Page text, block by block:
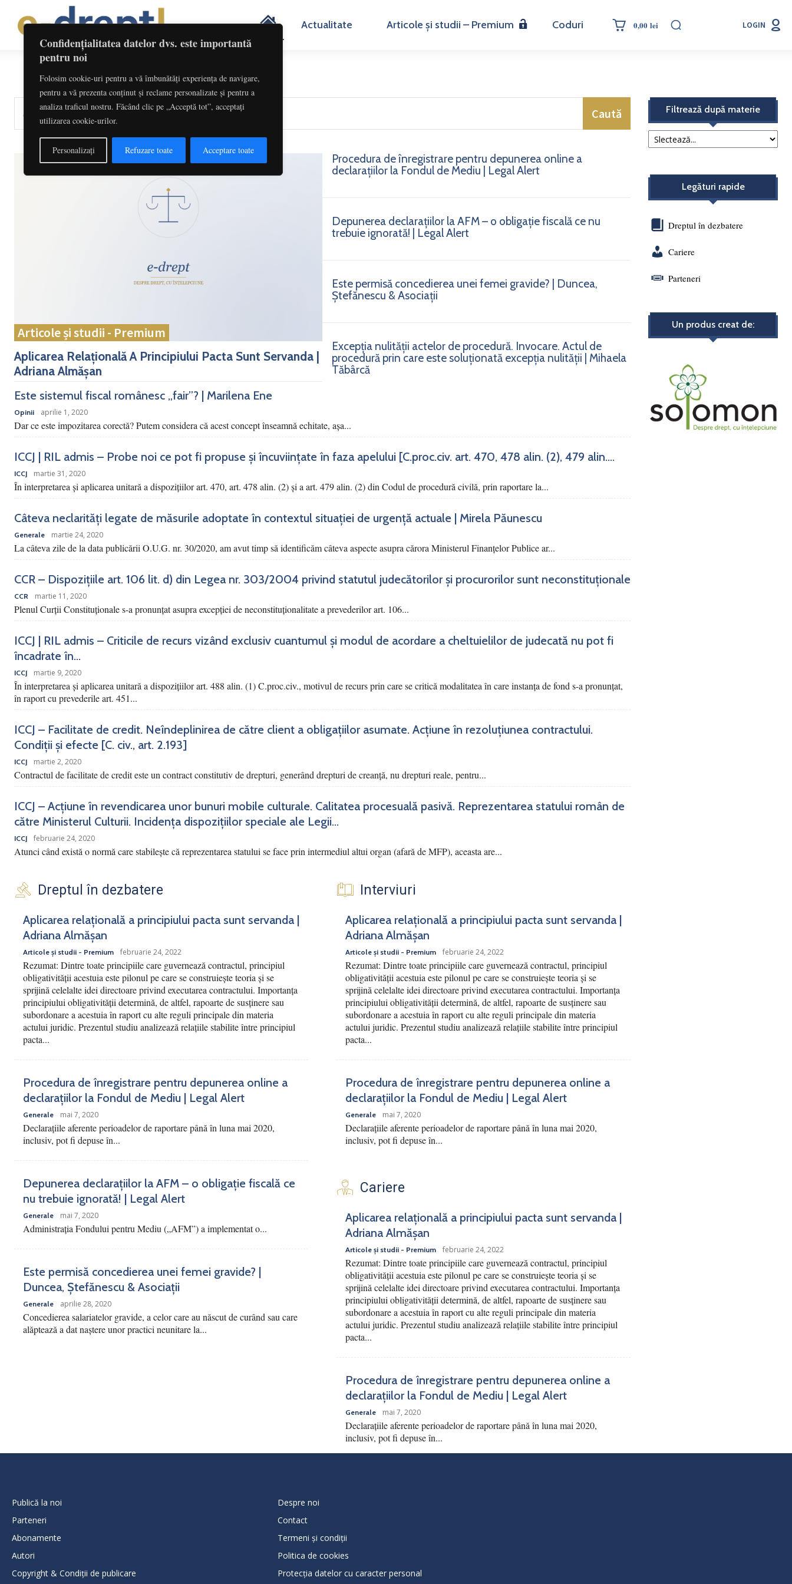
Confidențialitatea datelor dvs. este importantă
pentru noi
Folosim cookie-uri pentru a vă îmbunătăți experiența de navigare,
pentru a vă prezenta conținut și reclame personalizate și pentru a
analiza traficul nostru. Făcând clic pe „Acceptă tot”, acceptați
utilizarea cookie-urilor.
Personalizați Refuzare toate Acceptare toate
H Actualitate Articole și studii – Premium Coduri 0,00 lei LOGIN
cuvinte-cheie, titlu articol, autor Caută
Articole și studii - Premium
Aplicarea Relațională A Principiului Pacta Sunt Servanda |
Adriana Almășan
Procedura de înregistrare pentru depunerea online a
declarațiilor la Fondul de Mediu | Legal Alert
Depunerea declarațiilor la AFM – o obligație fiscală ce nu
trebuie ignorată! | Legal Alert
Este permisă concedierea unei femei gravide? | Duncea,
Ștefănescu & Asociații
Excepția nulității actelor de procedură. Invocare. Actul de
procedură prin care este soluționată excepția nulității | Mihaela
Tăbârcă
Este sistemul fiscal românesc „fair”? | Marilena Ene
Opinii aprilie 1, 2020
Dar ce este impozitarea corectă? Putem considera că acest concept înseamnă echitate, așa...
ICCJ | RIL admis – Probe noi ce pot fi propuse și încuviințate în faza apelului [C.proc.civ. art. 470, 478 alin. (2), 479 alin....
ICCJ martie 31, 2020
În interpretarea şi aplicarea unitară a dispoziţiilor art. 470, art. 478 alin. (2) şi a art. 479 alin. (2) din Codul de procedură civilă, prin raportare la...
Câteva neclarități legate de măsurile adoptate în contextul situației de urgență actuale | Mirela Păunescu
Generale martie 24, 2020
La câteva zile de la data publicării O.U.G. nr. 30/2020, am avut timp să identificăm câteva aspecte asupra cărora Ministerul Finanțelor Publice ar...
CCR – Dispozițiile art. 106 lit. d) din Legea nr. 303/2004 privind statutul judecătorilor și procurorilor sunt neconstituționale
CCR martie 11, 2020
Plenul Curții Constituționale s-a pronunțat asupra excepției de neconstituționalitate a prevederilor art. 106...
ICCJ | RIL admis – Criticile de recurs vizând exclusiv cuantumul și modul de acordare a cheltuielilor de judecată nu pot fi
încadrate în...
ICCJ martie 9, 2020
În interpretarea și aplicarea unitară a dispozițiilor art. 488 alin. (1) C.proc.civ., motivul de recurs prin care se critică modalitatea în care instanța de fond s-a pronunțat,
în raport cu prevederile art. 451...
ICCJ – Facilitate de credit. Neîndeplinirea de către client a obligațiilor asumate. Acțiune în rezoluțiunea contractului.
Condiții și efecte [C. civ., art. 2.193]
ICCJ martie 2, 2020
Contractul de facilitate de credit este un contract constitutiv de drepturi, generând drepturi de creanță, nu drepturi reale, pentru...
ICCJ – Acțiune în revendicarea unor bunuri mobile culturale. Calitatea procesuală pasivă. Reprezentarea statului român de
către Ministerul Culturii. Incidența dispozițiilor speciale ale Legii...
ICCJ februarie 24, 2020
Atunci când există o normă care stabilește că reprezentarea statului se face prin intermediul altui organ (afară de MFP), aceasta are...
Dreptul în dezbatere
Aplicarea relațională a principiului pacta sunt servanda |
Adriana Almășan
Articole și studii - Premium februarie 24, 2022
Rezumat: Dintre toate principiile care guvernează contractul, principiul
obligativității acestuia este pilonul pe care se construiește teoria și se
sprijină celelalte idei directoare privind executarea contractului. Importanța
principiului obligativității determină, de altfel, rapoarte de susținere sau
subordonare a acestuia în raport cu alte reguli principale din materia
actului juridic. Prezentul studiu analizează relațiile stabilite între principiul
pacta...
Procedura de înregistrare pentru depunerea online a
declarațiilor la Fondul de Mediu | Legal Alert
Generale mai 7, 2020
Declarațiile aferente perioadelor de raportare până în luna mai 2020,
inclusiv, pot fi depuse în...
Depunerea declarațiilor la AFM – o obligație fiscală ce
nu trebuie ignorată! | Legal Alert
Generale mai 7, 2020
Administrația Fondului pentru Mediu („AFM”) a implementat o...
Este permisă concedierea unei femei gravide? |
Duncea, Ștefănescu & Asociații
Generale aprilie 28, 2020
Concedierea salariatelor gravide, a celor care au născut de curând sau care
alăptează a dat naștere unor practici neunitare la...
Interviuri
Aplicarea relațională a principiului pacta sunt servanda |
Adriana Almășan
Articole și studii - Premium februarie 24, 2022
Rezumat: Dintre toate principiile care guvernează contractul, principiul
obligativității acestuia este pilonul pe care se construiește teoria și se
sprijină celelalte idei directoare privind executarea contractului. Importanța
principiului obligativității determină, de altfel, rapoarte de susținere sau
subordonare a acestuia în raport cu alte reguli principale din materia
actului juridic. Prezentul studiu analizează relațiile stabilite între principiul
pacta...
Procedura de înregistrare pentru depunerea online a
declarațiilor la Fondul de Mediu | Legal Alert
Generale mai 7, 2020
Declarațiile aferente perioadelor de raportare până în luna mai 2020,
inclusiv, pot fi depuse în...
Cariere
Aplicarea relațională a principiului pacta sunt servanda |
Adriana Almășan
Articole și studii - Premium februarie 24, 2022
Rezumat: Dintre toate principiile care guvernează contractul, principiul
obligativității acestuia este pilonul pe care se construiește teoria și se
sprijină celelalte idei directoare privind executarea contractului. Importanța
principiului obligativității determină, de altfel, rapoarte de susținere sau
subordonare a acestuia în raport cu alte reguli principale din materia
actului juridic. Prezentul studiu analizează relațiile stabilite între principiul
pacta...
Procedura de înregistrare pentru depunerea online a
declarațiilor la Fondul de Mediu | Legal Alert
Generale mai 7, 2020
Declarațiile aferente perioadelor de raportare până în luna mai 2020,
inclusiv, pot fi depuse în...
Filtrează după materie
Legături rapide
Dreptul în dezbatere
Cariere
Parteneri
Un produs creat de:
Publică la noi
Parteneri
Abonamente
Autori
Copyright & Condiții de publicare
Despre noi
Contact
Termeni și condiții
Politica de cookies
Protecţia datelor cu caracter personal